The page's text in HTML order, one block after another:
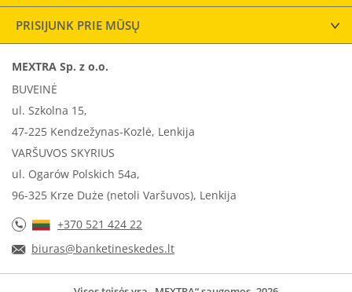
PRISIJUNK PRIE MŪSŲ
MEXTRA Sp. z o.o.
BUVEINĖ
ul. Szkolna 15,
47-225 Kendzežynas-Kozlė, Lenkija
VARŠUVOS SKYRIUS
ul. Ogarów Polskich 54a,
96-325 Krze Duże (netoli Varšuvos), Lenkija
+370 521 424 22
biuras@banketineskedes.lt